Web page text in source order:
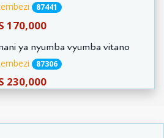
87441
170,000
ya nyumba vyumba vitano
87306
230,000